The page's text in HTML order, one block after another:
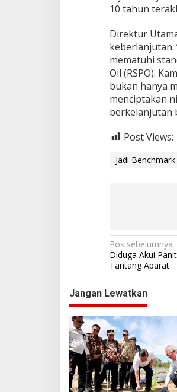
10 tahun
Direktur
keberlanjutan.
mematuhi
Oil (RSPO).
bukan hanya
menciptakan
berkelanjutan
Post Views:
Jadi
N
a
i
g
a
s
i
p
Pos sebelumnya
Diduga Akui
Tantang Aparat
Jangan Lewatkan